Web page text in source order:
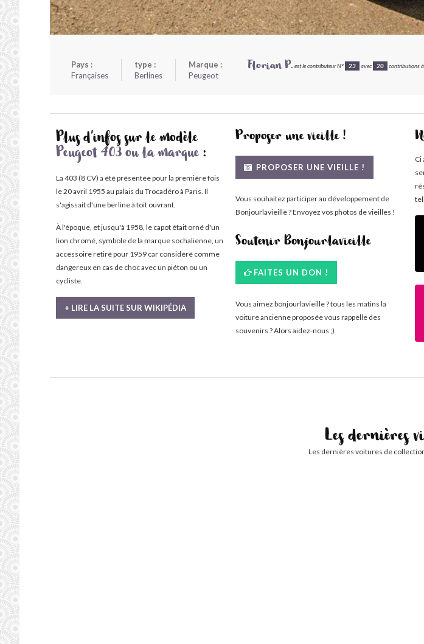
Pays :
Françaises
type :
Berlines
Marque :
Peugeot
Florian P. est le contributeur N° 23 avec 20 contributions à
Plus d'infos sur le modèle
Peugeot 403 ou la marque:
La 403 (8 CV) a été présentée pour la première fois
le 20 avril 1955 au palais du Trocadéro à Paris. Il
s'agissait d'une berline à toit ouvrant.
À l'époque, et jusqu'à 1958, le capot était orné d'un
lion chromé, symbole de la marque sochalienne, un
accessoire retiré pour 1959 car considéré comme
dangereux en cas de choc avec un piéton ou un
cycliste.
+ LIRE LA SUITE SUR WIKIPÉDIA
Proposer une vieille !
PROPOSER UNE VIEILLE !
Vous souhaitez participer au développement de
Bonjourlavieille ? Envoyez vos photos de vieilles !
Soutenir Bonjourlavieille
FAITES UN DON !
Vous aimez bonjourlavieille ? tous les matins la
voiture ancienne proposée vous rappelle des
souvenirs ? Alors aidez-nous ;)
Ci
Les dernières
Les dernières voitures de